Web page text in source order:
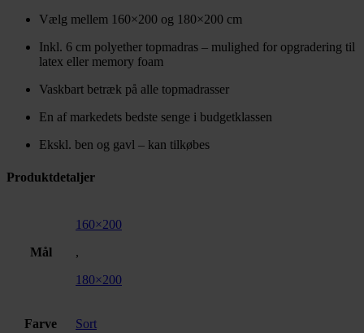
Vælg mellem 160×200 og 180×200 cm
Inkl. 6 cm polyether topmadras – mulighed for opgradering til
latex eller memory foam
Vaskbart betræk på alle topmadrasser
En af markedets bedste senge i budgetklassen
Ekskl. ben og gavl – kan tilkøbes
Produktdetaljer
Mål
160×200
,
180×200
Farve Sort